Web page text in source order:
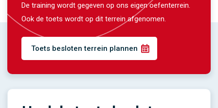
De training wordt gegeven op ons eigen oefenterrein.
Ook de toets wordt op dit terrein afgenomen.
Toets besloten terrein plannen